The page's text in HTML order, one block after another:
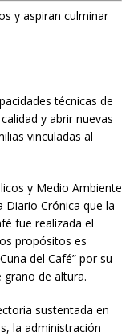
y aspiran culminar
técnicas de
y abrir nuevas
vinculadas al
y Medio Ambiente
Diario Crónica que la
fue realizada el
propósitos es
del Café” por su
de altura.
sustentada en
la administración